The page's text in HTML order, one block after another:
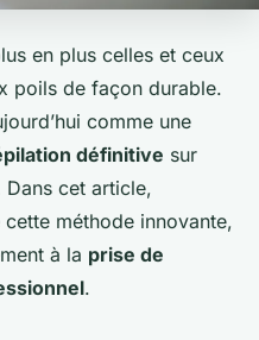
en plus celles et ceux
poils de façon durable.
comme une
définitive sur
Dans cet article,
cette méthode innovante,
à la prise de
.